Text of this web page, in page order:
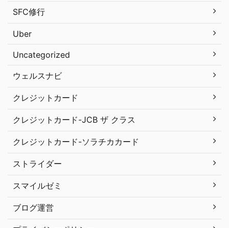
SFC修行
Uber
Uncategorized
ウェルスナビ
クレジットカード
クレジットカード-JCB ザ クラス
クレジットカード-ソラチカカード
ストライダー
スマイルゼミ
ブログ運営